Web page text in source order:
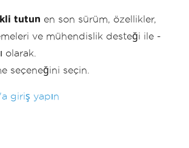
tutun en son sürüm, özellikler,
ve mühendislik desteği ile -
olarak.
seçeneğini seçin.
giriş yapın